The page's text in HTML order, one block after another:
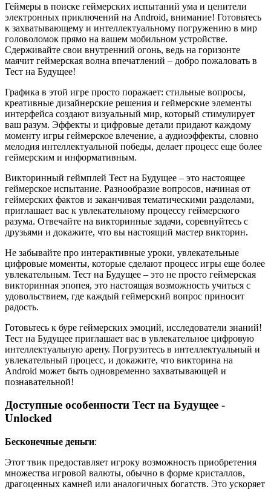
Геймеры в поиске геймерских испытаний ума и ценители
электронных приключений на Android, внимание! Готовьтесь
к захватывающему и интеллектуальному погружению в мир
головоломок прямо на вашем мобильном устройстве.
Сдерживайте свои внутренний огонь, ведь на горизонте
маячит геймерская волна впечатлений – добро пожаловать в
Тест на Будущее!
Графика в этой игре просто поражает: стильные вопросы,
креативные дизайнерские решения и геймерские элементы
интерфейса создают визуальный мир, который стимулирует
ваш разум. Эффекты и цифровые детали придают каждому
моменту игры геймерское влечение, а аудиоэффекты, словно
мелодия интеллектуальной победы, делает процесс еще более
геймерским и информативным.
Викторинный геймплей Тест на Будущее – это настоящее
геймерское испытание. Разнообразие вопросов, начиная от
геймерских фактов и заканчивая тематическими разделами,
приглашает вас к увлекательному процессу геймерского
разума. Отвечайте на викторинные задачи, соревнуйтесь с
друзьями и докажите, что вы настоящий мастер викторин.
Не забывайте про интерактивные уроки, увлекательные
цифровые моменты, которые сделают процесс игры еще более
увлекательным. Тест на Будущее – это не просто геймерская
викторинная эпопея, это настоящая возможность учиться с
удовольствием, где каждый геймерский вопрос приносит
радость.
Готовьтесь к буре геймерских эмоций, исследователи знаний!
Тест на Будущее приглашает вас в увлекательное цифровую
интеллектуальную арену. Погрузитесь в интеллектуальный и
увлекательный процесс, и докажите, что викторина на
Android может быть одновременно захватывающей и
познавательной!
Доступные особенности Тест на Будущее -
Unlocked
Бесконечные деньги:
Этот твик предоставляет игроку возможность приобретения
множества игровой валюты, обычно в форме кристаллов,
драгоценных камней или аналогичных богатств. Это ускоряет